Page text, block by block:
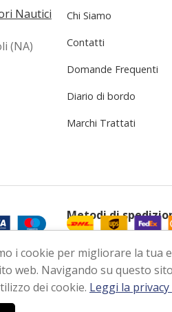
Nautici
(NA)
Chi Siamo
Contatti
Domande Frequenti
Diario di bordo
Marchi Trattati
Metodi di
i cookie per migliorare la tua
web. Navigando su questo
dei cookie. Leggi la